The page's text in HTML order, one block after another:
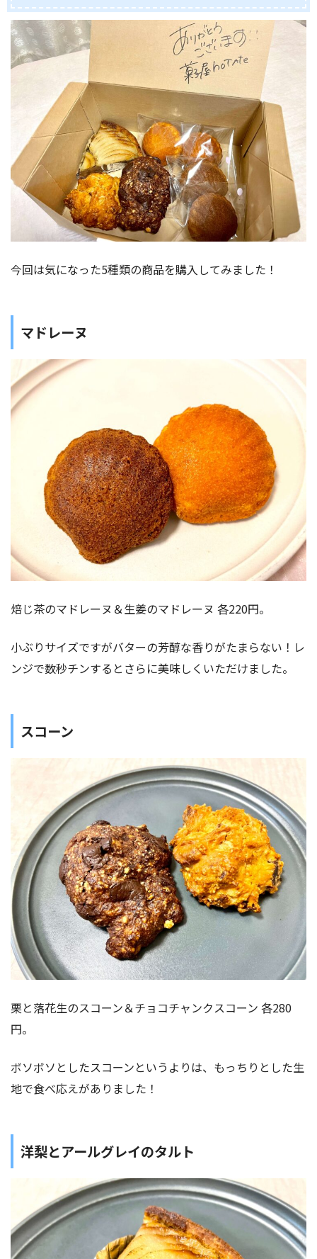
今回は気になった5種類の商品を購入してみました！
マドレーヌ
焙じ茶のマドレーヌ＆生姜のマドレーヌ 各220円。
小ぶりサイズですがバターの芳醇な香りがたまらない！レ
ンジで数秒チンするとさらに美味しくいただけました。
スコーン
栗と落花生のスコーン＆チョコチャンクスコーン 各280
円。
ボソボソとしたスコーンというよりは、もっちりとした生
地で食べ応えがありました！
洋梨とアールグレイのタルト